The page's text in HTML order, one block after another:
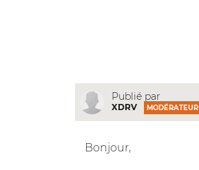
Publié par
XDRV MODÉRATEUR
Bonjour,